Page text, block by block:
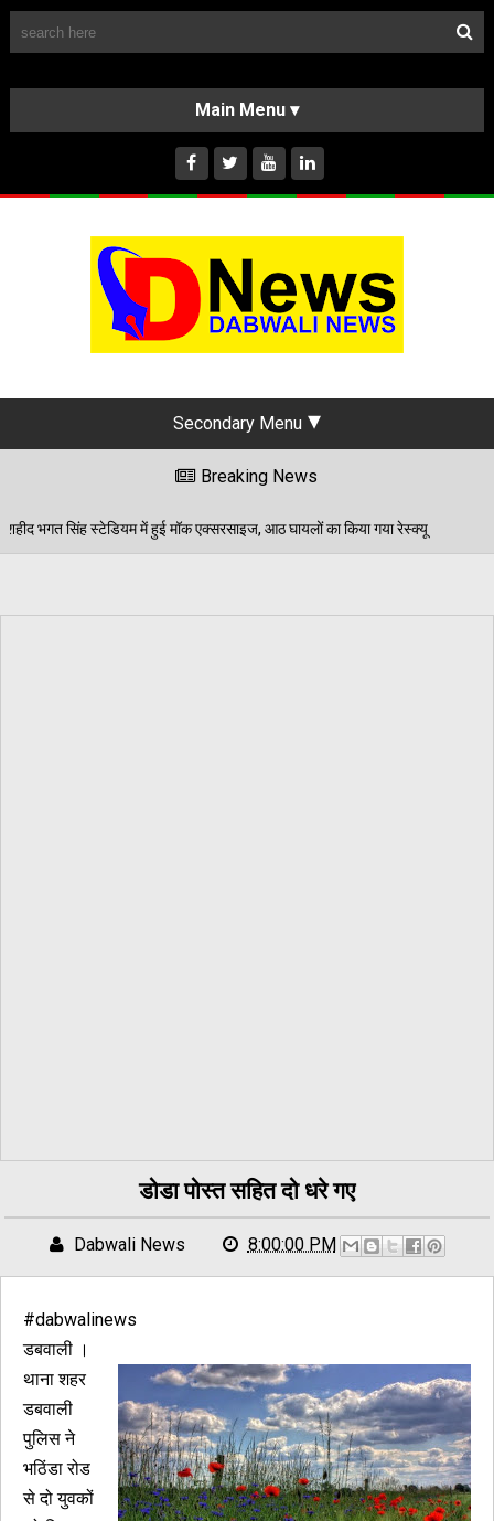
HOME
ABOUT US
INSTAGRAM
Secondary Menu
Breaking News
मॉक एक्सरसाइज, आठ घायलों का किया गया रेस्क्यू 06/08/2026
डोडा पोस्त सहित दो धरे गए
Dabwali News 8:00:00 PM
#dabwalinews
डबवाली ।
थाना शहर
डबवाली
पुलिस ने
भठिंडा रोड
से दो युवकों